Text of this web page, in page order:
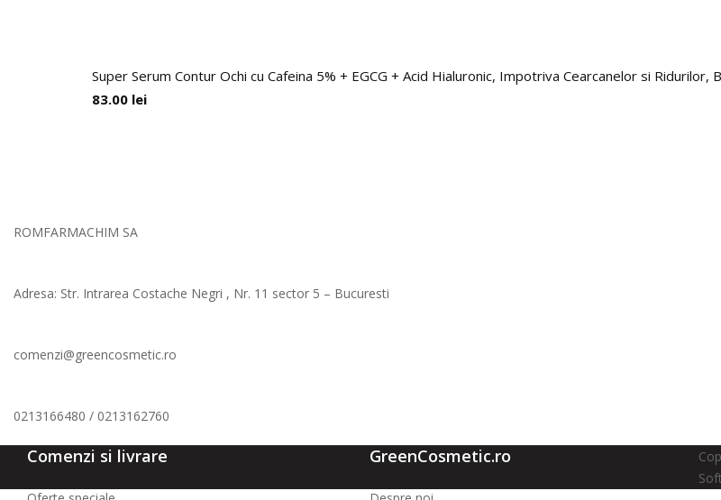
Super Serum Contur Ochi cu Cafeina 5% + EGCG + Acid Hialuronic, Impotriva Cearcanelor si Ridurilor,
83.00 lei
ROMFARMACHIM SA
Adresa: Str. Intrarea Costache Negri , Nr. 11 sector 5 – Bucuresti
comenzi@greencosmetic.ro
0213166480 / 0213162760
Comenzi si livrare GreenCosmetic.ro